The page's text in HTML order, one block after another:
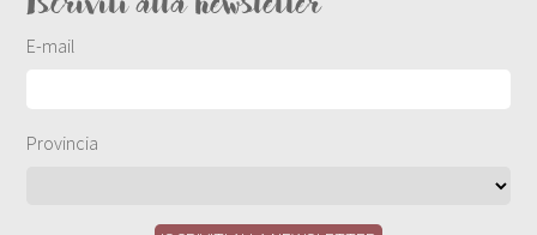
E-mail
Provincia